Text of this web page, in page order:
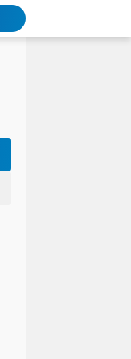
Peringatan HAN 2026, Pemerintah Pusat Apresiasi Komitmen Surabaya Penuhi Hak dan Lindungi Anak